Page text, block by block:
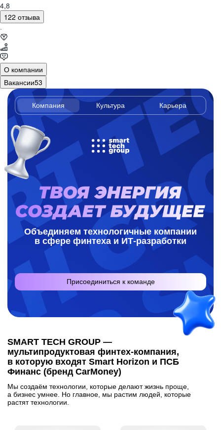
4,8
122 отзыва
·
О компании
Вакансии53
Smart Tech Group
Компания
Культура Карьера
Объединяем технологичные компании
в сфере финтеха и ИТ-разработки
Присоединиться к команде
О нас
SMART TECH GROUP —
мультипродуктовая финтех-компания,
в которую входят Smart Horizon и ПСБ
Финанс (бренд CarMoney)
Мы создаём технологии, которые делают жизнь проще,
а бизнес умнее. Но главное, мы растим людей, которые
растят технологии.